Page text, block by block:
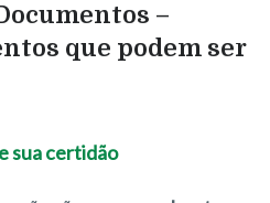
–
que podem ser